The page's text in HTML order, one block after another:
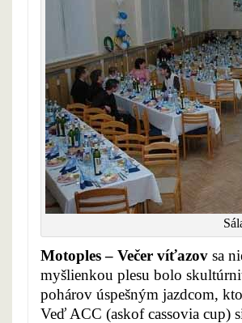
Motoples – Večer víťazov sa
myšlienkou plesu bolo
pohárov úspešným jazdcom,
Veď ACC (askof cassovia cup)